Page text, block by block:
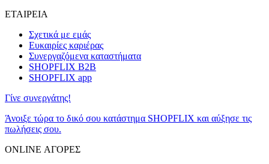
ΕΤΑΙΡΕΙΑ
Σχετικά με εμάς
Ευκαιρίες καριέρας
Συνεργαζόμενα καταστήματα
SHOPFLIX B2B
SHOPFLIX app
Γίνε συνεργάτης!
Άνοιξε τώρα το δικό σου κατάστημα SHOPFLIX και αύξησε τις
πωλήσεις σου.
ONLINE ΑΓΟΡΕΣ